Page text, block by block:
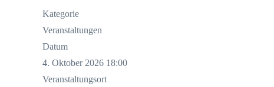
Kategorie
Veranstaltungen
Datum
4. Oktober 2026 18:00
Veranstaltungsort